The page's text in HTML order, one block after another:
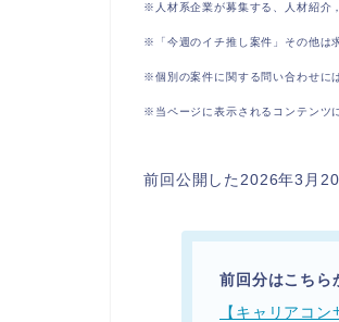
※人材系企業が募集する、人材紹介
※「今週のイチ推し案件」その他は
※個別の案件に関する問い合わせに
※当ページに表示されるコンテンツ
前回公開した2026年3月
前回分はこちら
【キャリアコ